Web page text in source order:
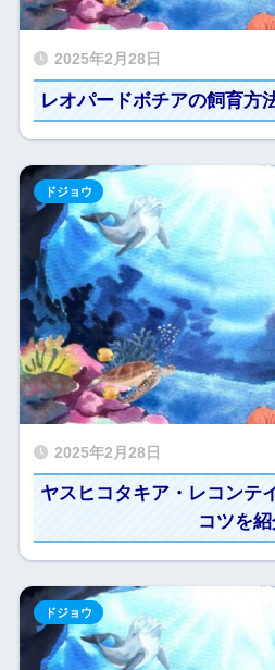
2025年2月28日
レオパードボチアの飼育方
2025年2月28日
ヤスヒコタキア・レコンテ
コツを
ドジョウ
ドジョウ